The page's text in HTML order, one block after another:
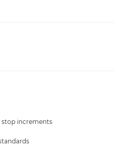
stop increments